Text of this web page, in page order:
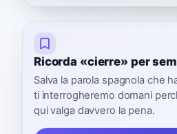
Ricorda «cierre» per
Salva la parola spagnola che
ti interrogheremo domani
qui valga davvero la pena.